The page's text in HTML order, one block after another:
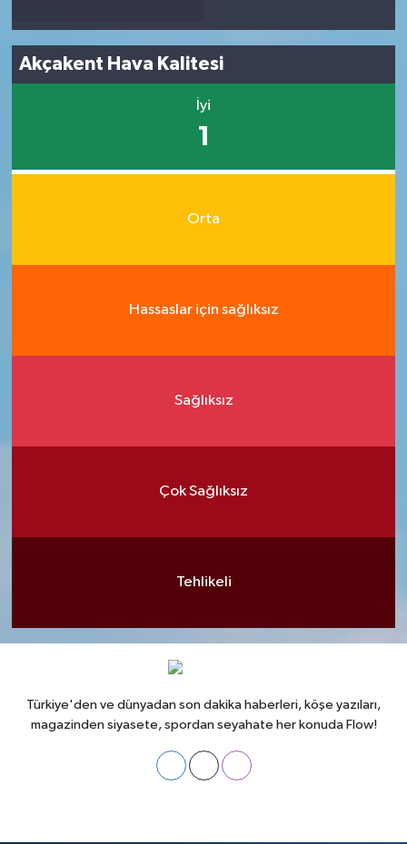
Akçakent Hava Kalitesi
İyi
1
Orta
Hassaslar için sağlıksız
Sağlıksız
Çok Sağlıksız
Tehlikeli
Türkiye'den ve dünyadan son dakika haberleri, köşe yazıları,
magazinden siyasete, spordan seyahate her konuda Flow!